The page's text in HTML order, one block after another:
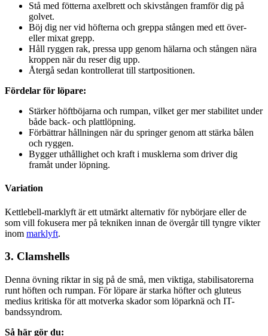
Stå med fötterna axelbrett och skivstången framför dig på
golvet.
Böj dig ner vid höfterna och greppa stången med ett över-
eller mixat grepp.
Håll ryggen rak, pressa upp genom hälarna och stången nära
kroppen när du reser dig upp.
Återgå sedan kontrollerat till startpositionen.
Fördelar för löpare:
Stärker höftböjarna och rumpan, vilket ger mer stabilitet under
både back- och plattlöpning.
Förbättrar hållningen när du springer genom att stärka bålen
och ryggen.
Bygger uthållighet och kraft i musklerna som driver dig
framåt under löpning.
Variation
Kettlebell-marklyft är ett utmärkt alternativ för nybörjare eller de
som vill fokusera mer på tekniken innan de övergår till tyngre vikter
inom marklyft.
3. Clamshells
Denna övning riktar in sig på de små, men viktiga, stabilisatorerna
runt höften och rumpan. För löpare är starka höfter och gluteus
medius kritiska för att motverka skador som löparknä och IT-
bandssyndrom.
Så här gör du: